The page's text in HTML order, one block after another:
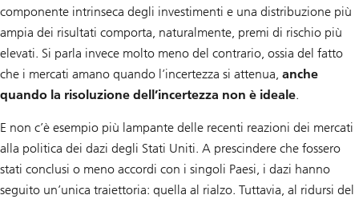
componente intrinseca degli investimenti e una distribuzione più
ampia dei risultati comporta, naturalmente, premi di rischio più
elevati. Si parla invece molto meno del contrario, ossia del fatto
che i mercati amano quando l’incertezza si attenua, anche
quando la risoluzione dell’incertezza non è ideale.
E non c’è esempio più lampante delle recenti reazioni dei mercati
alla politica dei dazi degli Stati Uniti. A prescindere che fossero
stati conclusi o meno accordi con i singoli Paesi, i dazi hanno
seguito un’unica traiettoria: quella al rialzo. Tuttavia, al ridursi del